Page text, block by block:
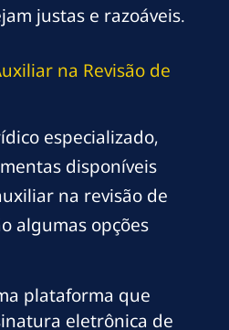
justas e razoáveis.
na Revisão de
especializado,
disponíveis
na revisão de
algumas opções
plataforma que
eletrônica de